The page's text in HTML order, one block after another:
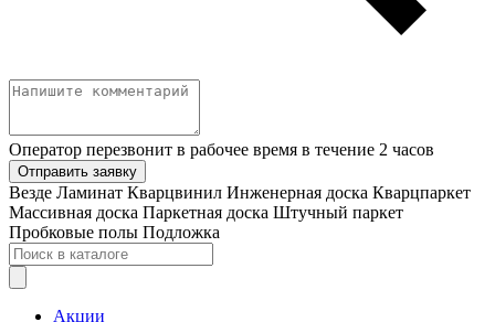
Оператор перезвонит в рабочее время в течение 2 часов
Отправить заявку
Везде Ламинат Кварцвинил Инженерная доска Кварцпаркет
Массивная доска Паркетная доска Штучный паркет
Пробковые полы Подложка
Акции